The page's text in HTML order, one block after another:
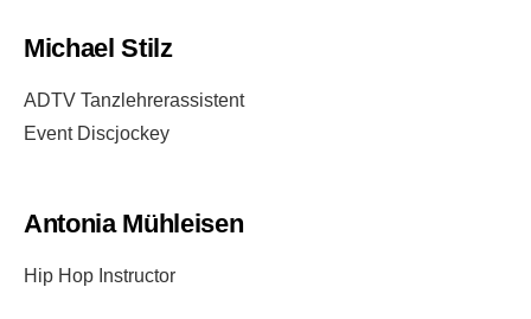
Michael Stilz
ADTV Tanzlehrerassistent
Event Discjockey
Antonia Mühleisen
Hip Hop Instructor